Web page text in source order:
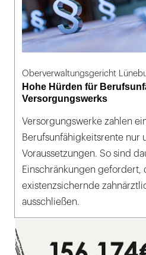
Oberverwaltungsgericht
Hohe Hürden für
Versorgungswerks
Versorgungswerke zahlen
Berufsunfähigkeitsrente nur
Voraussetzungen. So sind
Einschränkungen gefordert,
existenzsichernde
ausschließen.